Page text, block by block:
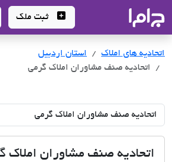
- سامانه جامع املاک و
ثبت ملک
اتحادیه های املاک اتحادیه های املاک
استان اردبیل
اتحادیه صنف مشاوران املاک گرمی
اتحادیه صنف مشاوران املاک